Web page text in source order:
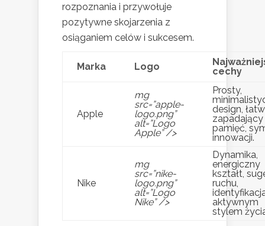
rozpoznania i przywołuje
pozytywne skojarzenia z
osiąganiem celów i sukcesem.
Marka Logo
cechy
Apple
mg
src=”apple-
logo.png”
alt=”Logo
Apple” />
Prosty,
design,
pamięć,
innowacji.
Nike
mg
src=”nike-
logo.png”
alt=”Logo
Nike” />
Dynamika,
energiczny
kształt,
ruchu,
aktywnym
stylem